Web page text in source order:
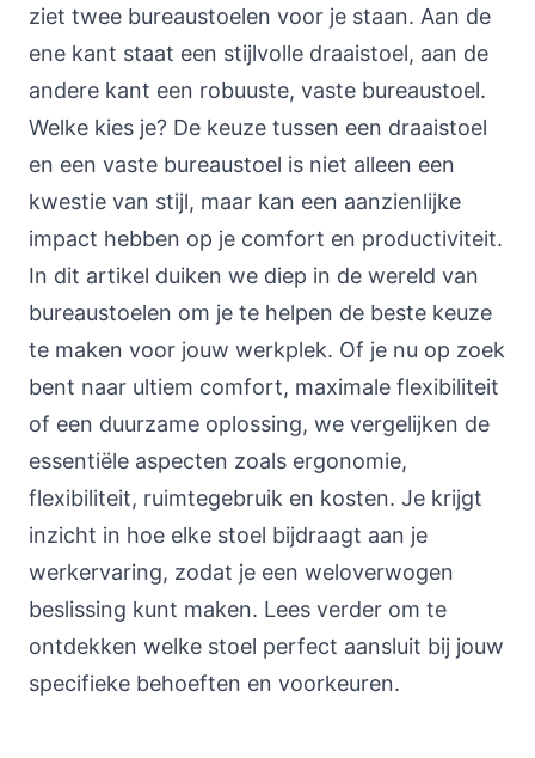
ziet twee bureaustoelen voor je staan. Aan de
ene kant staat een stijlvolle draaistoel, aan de
andere kant een robuuste, vaste bureaustoel.
Welke kies je? De keuze tussen een draaistoel
en een vaste bureaustoel is niet alleen een
kwestie van stijl, maar kan een aanzienlijke
impact hebben op je comfort en productiviteit.
In dit artikel duiken we diep in de wereld van
bureaustoelen om je te helpen de beste keuze
te maken voor jouw werkplek. Of je nu op zoek
bent naar ultiem comfort, maximale flexibiliteit
of een duurzame oplossing, we vergelijken de
essentiële aspecten zoals ergonomie,
flexibiliteit, ruimtegebruik en kosten. Je krijgt
inzicht in hoe elke stoel bijdraagt aan je
werkervaring, zodat je een weloverwogen
beslissing kunt maken. Lees verder om te
ontdekken welke stoel perfect aansluit bij jouw
specifieke behoeften en voorkeuren.